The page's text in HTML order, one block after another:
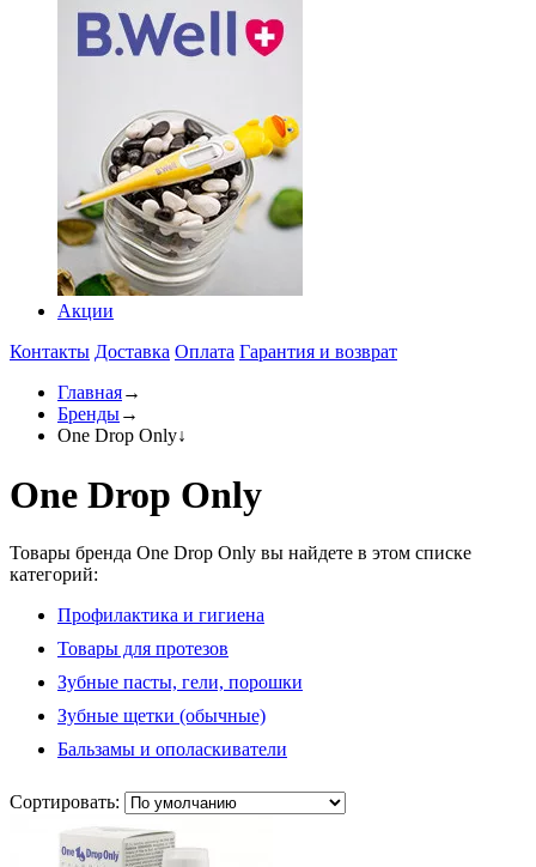
Акции
Контакты Доставка Оплата Гарантия и возврат
Главная→
Бренды→
One Drop Only↓
One Drop Only
Товары бренда One Drop Only вы найдете в этом списке
категорий:
Профилактика и гигиена
Товары для протезов
Зубные пасты, гели, порошки
Зубные щетки (обычные)
Бальзамы и ополаскиватели
Сортировать: